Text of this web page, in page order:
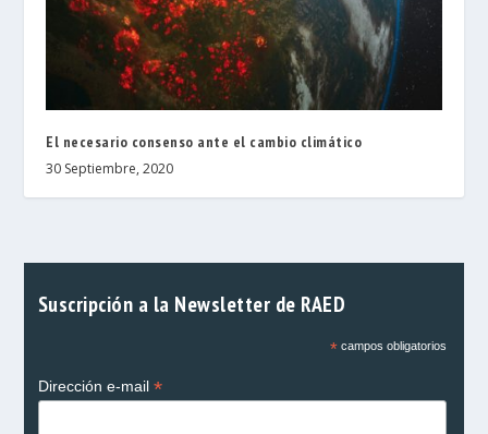
El necesario consenso ante el cambio climático
30 Septiembre, 2020
Suscripción a la Newsletter de RAED
*campos obligatorios
Dirección e-mail *